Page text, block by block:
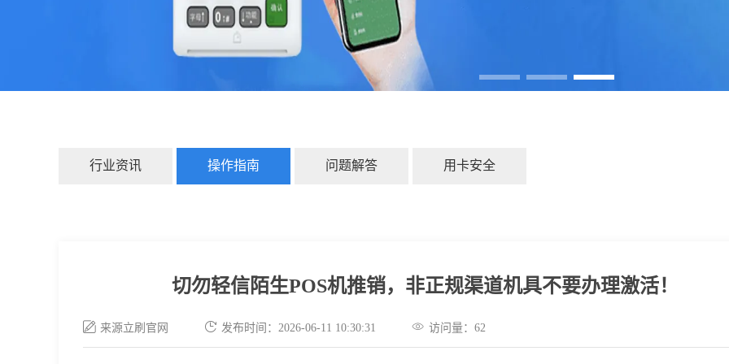
行业资讯 操作指南 问题解答 用卡安全
切勿轻信陌生POS机推销，非正规渠道机具不要办理激活！
来源立刷官网 发布时间：2026-06-11 10:30:31 访问量： 62